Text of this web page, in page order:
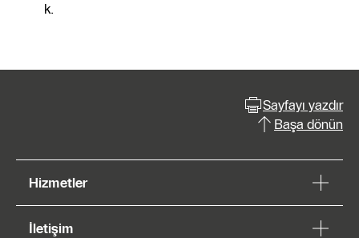
k.
Sayfayı yazdır
Başa dönün
Hizmetler
İletişim